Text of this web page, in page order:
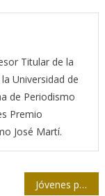
Titular de la
Universidad de
de Periodismo
Premio
José Martí.
Jóvenes periodistas debaten acerca de la profesión en Cuba